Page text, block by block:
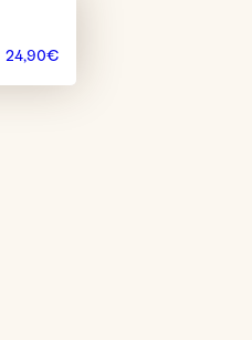
24,90€